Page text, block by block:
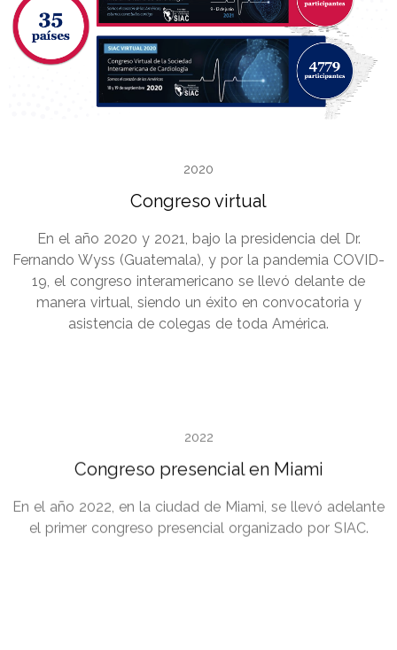
2020
Congreso virtual
En el año 2020 y 2021, bajo la presidencia del Dr.
Fernando Wyss (Guatemala), y por la pandemia COVID-
19, el congreso interamericano se llevó delante de
manera virtual, siendo un éxito en convocatoria y
asistencia de colegas de toda América.
2022
Congreso presencial en Miami
En el año 2022, en la ciudad de Miami, se llevó adelante
el primer congreso presencial organizado por SIAC.